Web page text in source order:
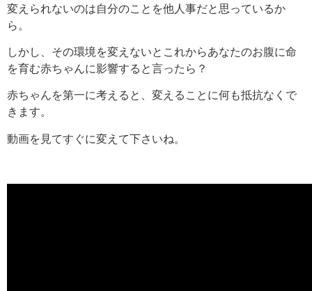
変えられないのは自分のことを他人事だと思っているか
ら。
しかし、その環境を変えないとこれからあなたのお腹に命
を育む赤ちゃんに影響すると言ったら？
赤ちゃんを第一に考えると、変えることに何も抵抗なくで
きます。
動画を見てすぐに変えて下さいね。